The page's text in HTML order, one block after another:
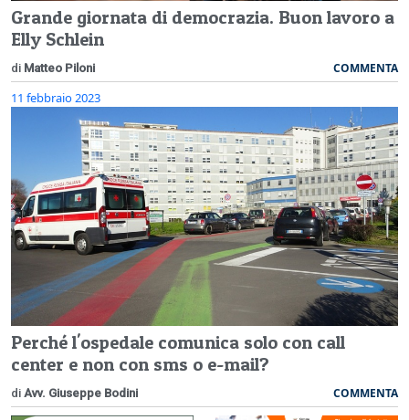
Grande giornata di democrazia. Buon lavoro a
Elly Schlein
di Matteo Piloni COMMENTA
11 febbraio 2023
Perché l'ospedale comunica solo con call
center e non con sms o e-mail?
di Avv. Giuseppe Bodini COMMENTA